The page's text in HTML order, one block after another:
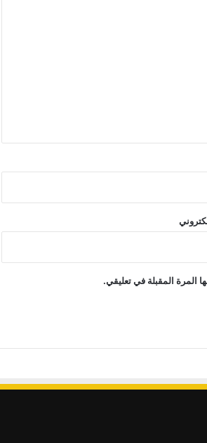
المرة المقبلة في تعليقي.